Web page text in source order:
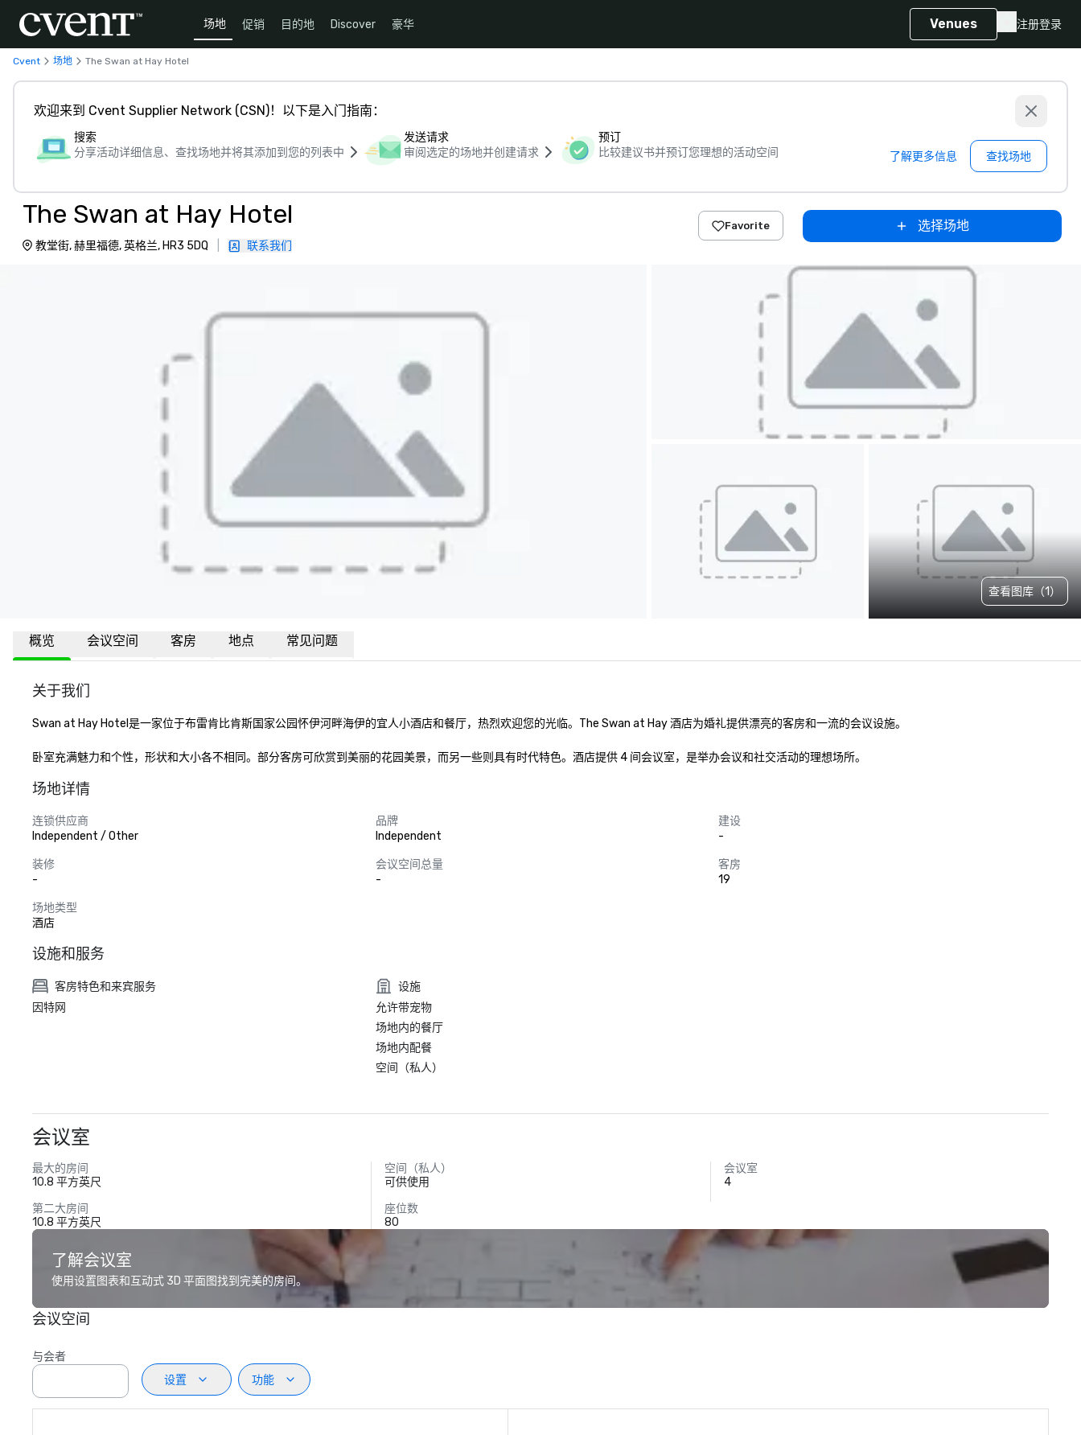
场地 促销 目的地 Discover 豪华 Venues 注册登录
Cvent 场地 The Swan at Hay Hotel
欢迎来到 Cvent Supplier Network (CSN)！以下是入门指南：
搜索
分享活动详细信息、查找场地并将其添加到您的列表中
发送请求
审阅选定的场地并创建请求
预订
比较建议书并预订您理想的活动空间
了解更多信息 查找场地
The Swan at Hay Hotel
教堂街, 赫里福德, 英格兰, HR3 5DQ 联系我们
Favorite 选择场地
查看图库（1）
概览 会议空间 客房 地点 常见问题
关于我们
Swan at Hay Hotel是一家位于布雷肯比肯斯国家公园怀伊河畔海伊的宜人小酒店和餐厅，热烈欢迎您的光临。The Swan at Hay 酒店为婚礼提供漂亮的客房和一流的会议设施。
卧室充满魅力和个性，形状和大小各不相同。部分客房可欣赏到美丽的花园美景，而另一些则具有时代特色。酒店提供 4 间会议室，是举办会议和社交活动的理想场所。
场地详情
连锁供应商
Independent / Other
品牌
Independent
建设
-
装修
-
会议空间总量
-
客房
19
场地类型
酒店
设施和服务
客房特色和来宾服务
因特网
设施
允许带宠物
场地内的餐厅
场地内配餐
空间（私人）
会议室
最大的房间
10.8 平方英尺
空间（私人）
可供使用
会议室
4
第二大房间
10.8 平方英尺
座位数
80
了解会议室
使用设置图表和互动式 3D 平面图找到完美的房间。
会议空间
与会者
设置
功能